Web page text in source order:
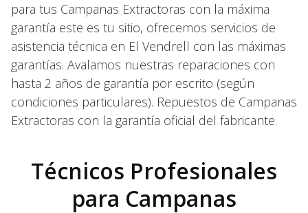
para tus Campanas Extractoras con la máxima
garantía este es tu sitio, ofrecemos servicios de
asistencia técnica en El Vendrell con las máximas
garantías. Avalamos nuestras reparaciones con
hasta 2 años de garantía por escrito (según
condiciones particulares). Repuestos de Campanas
Extractoras con la garantía oficial del fabricante.
Técnicos Profesionales
para Campanas